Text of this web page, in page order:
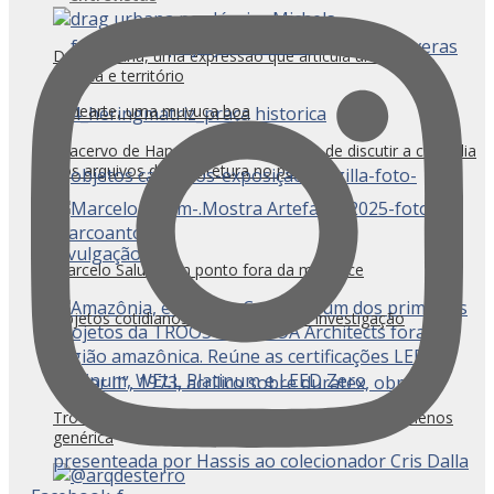
Drag Urbana, uma expressão que articula urbanismo,
política e território
O acervo de Hans Broos e a urgência de discutir a custódia
dos arquivos de arquitetura no país
Marcelo Salum: um ponto fora da mesmice
Troost + Pessoa Architects: por uma arquitetura menos
genérica
Fenearte, uma muvuca boa
Objetos cotidianos como campo de investigação